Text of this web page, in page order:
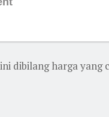
dibilang harga yang